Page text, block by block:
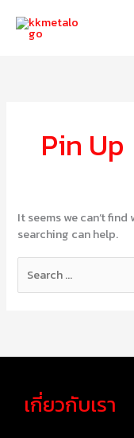
content
Pin Up
It seems we can’t
searching can help.
เกี่ยวกับเรา